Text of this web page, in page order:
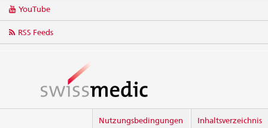
YouTube
RSS Feeds
Nutzungsbedingungen Inhaltsverzeichnis